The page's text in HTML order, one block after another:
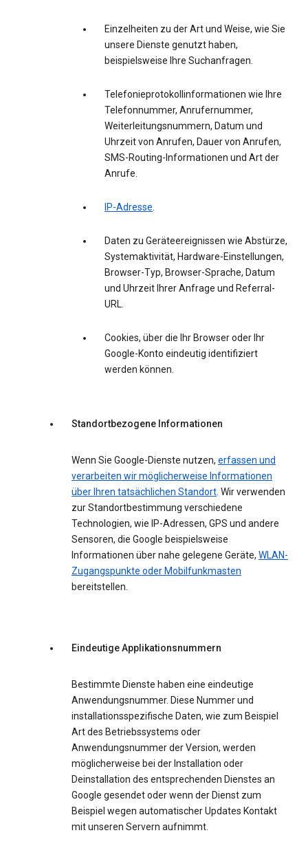
Einzelheiten zu der Art und Weise, wie Sie
unsere Dienste genutzt haben,
beispielsweise Ihre Suchanfragen.
Telefonieprotokollinformationen wie Ihre
Telefonnummer, Anrufernummer,
Weiterleitungsnummern, Datum und
Uhrzeit von Anrufen, Dauer von Anrufen,
SMS-Routing-Informationen und Art der
Anrufe.
IP-Adresse.
Daten zu Geräteereignissen wie Abstürze,
Systemaktivität, Hardware-Einstellungen,
Browser-Typ, Browser-Sprache, Datum
und Uhrzeit Ihrer Anfrage und Referral-
URL.
Cookies, über die Ihr Browser oder Ihr
Google-Konto eindeutig identifiziert
werden können.
Standortbezogene Informationen
Wenn Sie Google-Dienste nutzen, erfassen und
verarbeiten wir möglicherweise Informationen
über Ihren tatsächlichen Standort. Wir verwenden
zur Standortbestimmung verschiedene
Technologien, wie IP-Adressen, GPS und andere
Sensoren, die Google beispielsweise
Informationen über nahe gelegene Geräte, WLAN-
Zugangspunkte oder Mobilfunkmasten
bereitstellen.
Eindeutige Applikationsnummern
Bestimmte Dienste haben eine eindeutige
Anwendungsnummer. Diese Nummer und
installationsspezifische Daten, wie zum Beispiel
Art des Betriebssystems oder
Anwendungsnummer der Version, werden
möglicherweise bei der Installation oder
Deinstallation des entsprechenden Dienstes an
Google gesendet oder wenn der Dienst zum
Beispiel wegen automatischer Updates Kontakt
mit unseren Servern aufnimmt.